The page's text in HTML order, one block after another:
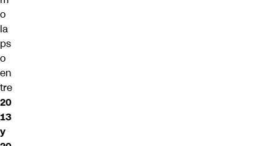
o
la
ps
o
en
tre
20
13
y